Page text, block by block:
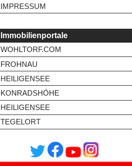
IMPRESSUM
Immobilienportale
WOHLTORF.COM
FROHNAU
HEILIGENSEE
KONRADSHÖHE
HEILIGENSEE
TEGELORT